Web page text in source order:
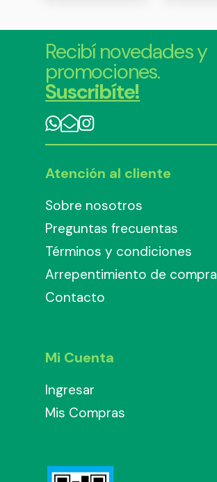
Recibí novedades y
promociones.
Suscribíte!
Atención al cliente
Sobre nosotros
Preguntas frecuentas
Términos y condiciones
Arrepentimiento de compra
Contacto
Mi Cuenta
Ingresar
Mis Compras